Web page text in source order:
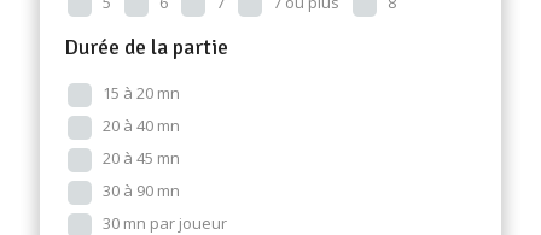
Durée de la partie
15 à 20 mn
20 à 40 mn
20 à 45 mn
30 à 90 mn
30 mn par joueur